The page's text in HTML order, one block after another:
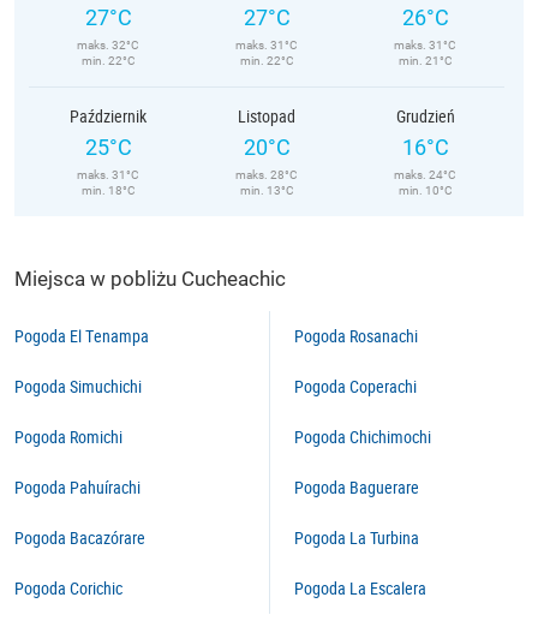
27°C
maks. 32°C
min. 22°C
27°C
maks. 31°C
min. 22°C
26°C
maks. 31°C
min. 21°C
Październik
25°C
maks. 31°C
min. 18°C
Listopad
20°C
maks. 28°C
min. 13°C
Grudzień
16°C
maks. 24°C
min. 10°C
Miejsca w pobliżu Cucheachic
Pogoda El Tenampa
Pogoda Simuchichi
Pogoda Romichi
Pogoda Pahuírachi
Pogoda Bacazórare
Pogoda Corichic
Pogoda Rosanachi
Pogoda Coperachi
Pogoda Chichimochi
Pogoda Baguerare
Pogoda La Turbina
Pogoda La Escalera